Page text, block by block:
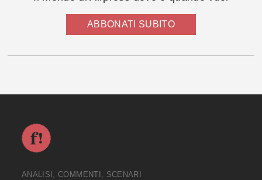
ABBONATI SUBITO
ANALISI, COMMENTI, SCENARI